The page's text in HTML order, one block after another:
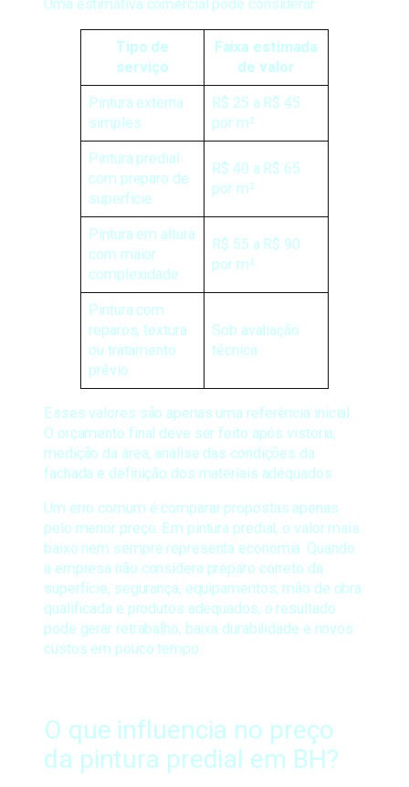
Uma estimativa comercial pode considerar:
Tipo de
serviço
Faixa estimada
de valor
Pintura externa
simples
R$ 25 a R$ 45
por m²
Pintura predial
com preparo de
superfície
R$ 40 a R$ 65
por m²
Pintura em altura
com maior
complexidade
R$ 55 a R$ 90
por m²
Pintura com
reparos, textura
ou tratamento
prévio
Sob avaliação
técnica
Esses valores são apenas uma referência inicial.
O orçamento final deve ser feito após vistoria,
medição da área, análise das condições da
fachada e definição dos materiais adequados.
Um erro comum é comparar propostas apenas
pelo menor preço. Em pintura predial, o valor mais
baixo nem sempre representa economia. Quando
a empresa não considera preparo correto da
superfície, segurança, equipamentos, mão de obra
qualificada e produtos adequados, o resultado
pode gerar retrabalho, baixa durabilidade e novos
custos em pouco tempo.
O que influencia no preço
da pintura predial em BH?